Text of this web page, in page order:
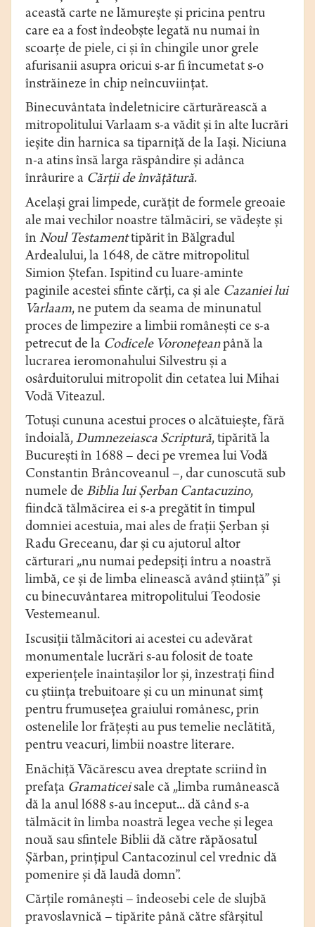
această carte ne lămureşte şi pricina pentru
care ea a fost îndeobşte legată nu numai în
scoarţe de piele, ci şi în chingile unor grele
afurisanii asupra oricui s-ar fi încumetat s-o
înstrăineze în chip neîncuviinţat.
Binecuvântata îndeletnicire cărturărească a
mitropolitului Varlaam s-a vădit şi în alte lucrări
ieşite din harnica sa tiparniţă de la Iaşi. Niciuna
n-a atins însă larga răspândire şi adânca
înrâurire a Cărţii de învăţătură.
Acelaşi grai limpede, curăţit de formele greoaie
ale mai vechilor noastre tălmăciri, se vădeşte şi
în Noul Testamenttipărit în Bălgradul
Ardealului, la 1648, de către mitropolitul
Simion Ştefan. Ispitind cu luare-aminte
paginile acestei sfinte cărţi, ca şi ale Cazaniei lui
Varlaam, ne putem da seama de minunatul
proces de limpezire a limbii româneşti ce s-a
petrecut de la Codicele Voroneţeanpână la
lucrarea ieromonahului Silvestru şi a
osârduitorului mitropolit din cetatea lui Mihai
Vodă Viteazul.
Totuşi cununa acestui proces o alcătuieşte, fără
îndoială,Dumnezeiasca Scriptură, tipărită la
Bucureşti în 1688 – deci pe vremea lui Vodă
Constantin Brâncoveanul –, dar cunoscută sub
numele de Biblia lui Şerban Cantacuzino,
fiindcă tălmăcirea ei s-a pregătit în timpul
domniei acestuia, mai ales de fraţii Şerban şi
Radu Greceanu, dar şi cu ajutorul altor
cărturari „nu numai pedepsiţi întru a noastră
limbă, ce şi de limba elinească având ştiinţă” şi
cu binecuvântarea mitropolitului Teodosie
Vestemeanul.
Iscusiţii tălmăcitori ai acestei cu adevărat
monumentale lucrări s-au folosit de toate
experienţele înaintaşilor lor şi, înzestraţi fiind
cu ştiinţa trebuitoare şi cu un minunat simţ
pentru frumuseţea graiului românesc, prin
ostenelile lor frăţeşti au pus temelie neclătită,
pentru veacuri, limbii noastre literare.
Enăchiţă Văcărescu avea dreptate scriind în
prefaţa Gramaticeisale că „limba rumânească
dă la anul l688 s-au început... dă când s-a
tălmăcit în limba noastră legea veche şi legea
nouă sau sfintele Biblii dă către răpăosatul
Şărban, prinţipul Cantacozinul cel vrednic dă
pomenire şi dă laudă domn”.
Cărţile româneşti – îndeosebi cele de slujbă
pravoslavnică – tipărite până către sfârşitul